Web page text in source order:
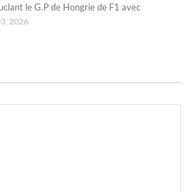
le G.P de Hongrie de F1 avec
2026